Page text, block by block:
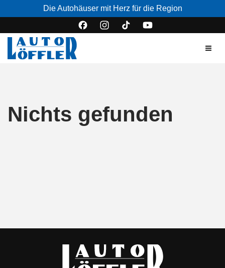
Die Autohäuser mit Herz für die Region
Nichts gefunden